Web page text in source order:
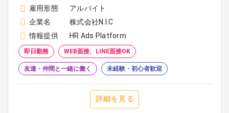
雇用形態
アルバイト
企業名
株式会社N.I.C
情報提供
HR Ads Platform
即日勤務 WEB面接、LINE面接OK
友達・仲間と一緒に働く 未経験・初心者歓迎
詳細を見る